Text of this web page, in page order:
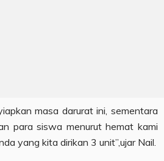
masa darurat ini, sementara
para siswa menurut hemat kami
yang kita dirikan 3 unit”,ujar Nail.